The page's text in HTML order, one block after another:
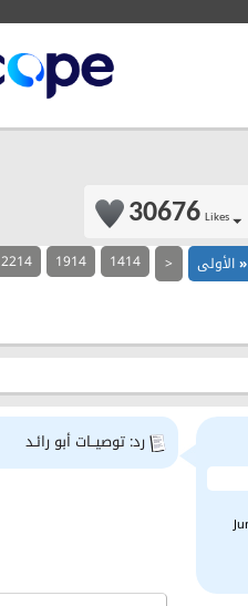
30676 Likes
«الأولى <
1414
1914
2214
رد: توصيــات أبو رائـد